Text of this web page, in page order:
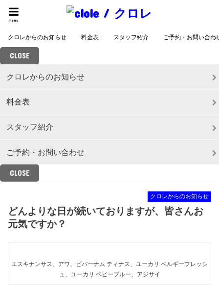
menu
クロレからのお知らせ 料金表 スタッフ紹介 ご予約・お問い合わ
CLOSE
クロレからのお知らせ
料金表
スタッフ紹介
ご予約・お問い合わせ
CLOSE
クロレからのお知らせ
どんよりな日が続いておりますが、皆さんお
元気ですか？
エスキナンサス、アワ、ビバーナム ティナス、ユーカリ ベルギーフレッシ
ュ、ユーカリ ベビーブルー、アジサイ